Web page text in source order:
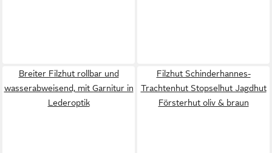
Breiter Filzhut rollbar und
wasserabweisend, mit Garnitur in
Lederoptik
Filzhut Schinderhannes-
Trachtenhut Stopselhut Jagdhut
Försterhut oliv & braun